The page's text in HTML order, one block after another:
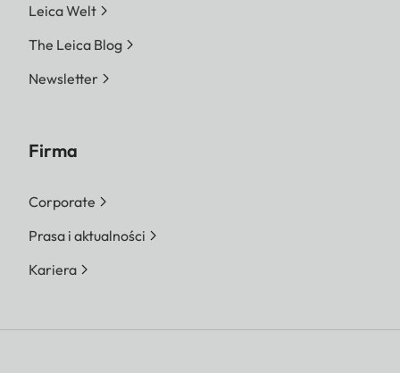
Leica Welt
The Leica Blog
Newsletter
Firma
Corporate
Prasa i aktualności
Kariera